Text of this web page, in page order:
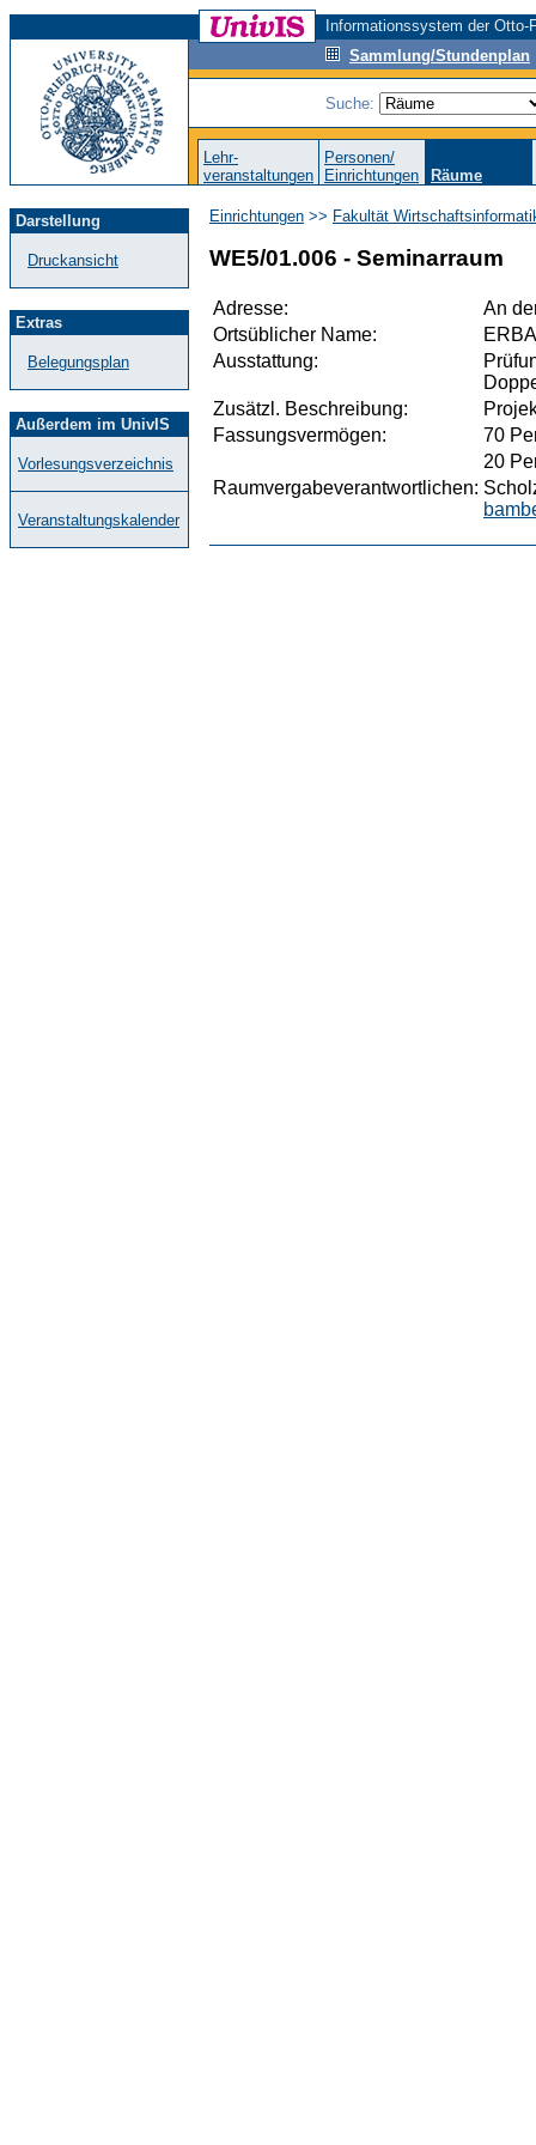
Informationssystem der
Sammlung/Stundenplan
Suche:
Lehr-
veranstaltungen
Personen/
Einrichtungen
Räume
Darstellung
Druckansicht
Extras
Belegungsplan
Außerdem im UnivIS
Vorlesungsverzeichnis
Veranstaltungskalender
Einrichtungen >> Fakultät
WE5/01.006 - Seminarraum
Adresse:
An
Ortsüblicher Name:
ERBA
Ausstattung:
Zusätzl. Beschreibung:
Fassungsvermögen:
70
20
Raumvergabeverantwortlichen: